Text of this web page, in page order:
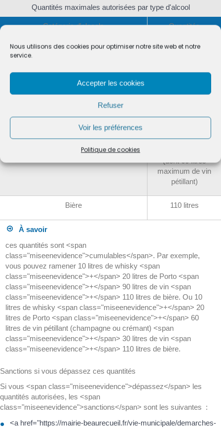
Nous utilisons des cookies pour optimiser notre site web et notre
service.
Accepter les cookies
Refuser
Voir les préférences
Politique de cookies
Quantités maximales autorisées par type d'alcool
Catégorie d'alcools Quantités
Alcool fort et spiritueux, supérieur à 22
: whisky, gin, vodka, limoncello, liqueurs,
etc.
10 litres
Alcool intermédiaire, vins "doux" : Porto,
Madère, Vermouth, Muscat, Banyuls, etc.
(dont 60 litres
maximum de vin
pétillant)
Bière 110 litres
À savoir
ces quantités sont <span
class="miseenevidence">cumulables</span>. Par exemple,
vous pouvez ramener 10 litres de whisky <span
class="miseenevidence">+</span> 20 litres de Porto <span
class="miseenevidence">+</span> 90 litres de vin <span
class="miseenevidence">+</span> 110 litres de bière. Ou 10
litres de whisky <span class="miseenevidence">+</span> 20
litres de Porto <span class="miseenevidence">+</span> 60
litres de vin pétillant (champagne ou crémant) <span
class="miseenevidence">+</span> 30 litres de vin <span
class="miseenevidence">+</span> 110 litres de bière.
Sanctions si vous dépassez ces quantités
Si vous <span class="miseenevidence">dépassez</span> les
quantités autorisées, les <span
class="miseenevidence">sanctions</span> sont les suivantes :
<a href="https://mairie-beaurecueil.fr/vie-municipale/demarches-